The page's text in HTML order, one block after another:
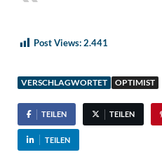
Post Views:2.441
VERSCHLAGWORTET OPTIMIST
TEILEN TEILEN
TEILEN